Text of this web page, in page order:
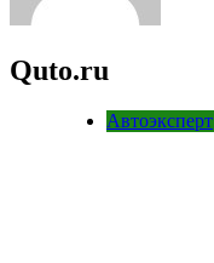
Quto.ru
Автоэксперт